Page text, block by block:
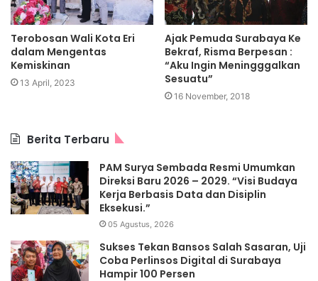
Terobosan Wali Kota Eri
dalam Mengentas
Kemiskinan
13 April, 2023
Ajak Pemuda Surabaya Ke
Bekraf, Risma Berpesan :
“Aku Ingin Meningggalkan
Sesuatu”
16 November, 2018
Berita Terbaru
PAM Surya Sembada Resmi Umumkan
Direksi Baru 2026 – 2029. “Visi Budaya
Kerja Berbasis Data dan Disiplin
Eksekusi.”
05 Agustus, 2026
Sukses Tekan Bansos Salah Sasaran, Uji
Coba Perlinsos Digital di Surabaya
Hampir 100 Persen